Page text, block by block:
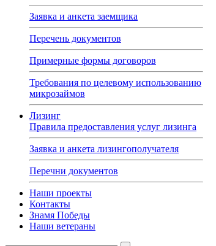
Заявка и анкета заемщика
Перечень документов
Примерные формы договоров
Требования по целевому использованию
микрозаймов
Лизинг
Правила предоставления услуг лизинга
Заявка и анкета лизингополучателя
Перечни документов
Наши проекты
Контакты
Знамя Победы
Наши ветераны